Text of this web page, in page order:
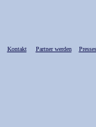
Kontakt Partner werden